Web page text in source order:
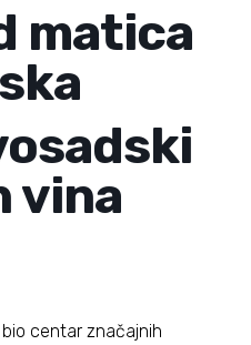
matica
vina
centar značajnih